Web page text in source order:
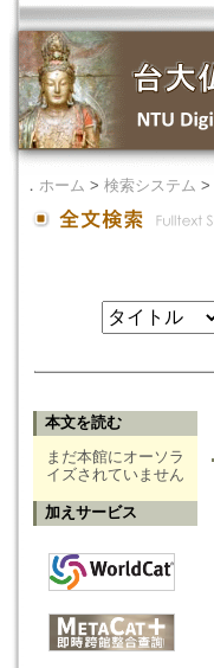
． ホーム > 検索システム >
本文を読む
まだ本館にオーソラ
イズされていません
加えサービス